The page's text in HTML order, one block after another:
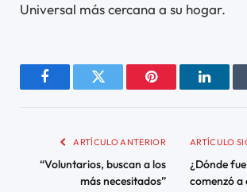
Universal más cercana a su hogar.
FacebookTwitter Pinterest
ARTÍCULO ANTERIOR
“Voluntarios, buscan a los
más necesitados”
ARTÍCULO
¿Dónde
comenzó a